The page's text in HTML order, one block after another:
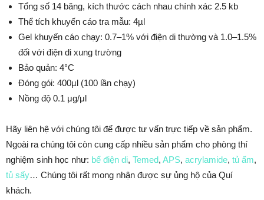
Tổng số 14 băng, kích thước cách nhau chính xác 2.5 kb
Thể tích khuyến cáo tra mẫu: 4µl
Gel khuyến cáo chạy: 0.7–1% với điện di thường và 1.0–1.5%
đối với điện di xung trường
Bảo quản: 4°C
Đóng gói: 400µl (100 lần chạy)
Nồng độ 0.1 μg/μl
Hãy liên hệ với chúng tôi để được tư vấn trực tiếp về sản phẩm.
Ngoài ra chúng tôi còn cung cấp nhiều sản phẩm cho phòng thí
nghiệm sinh học như: bể điện di, Temed, APS, acrylamide, tủ ấm,
tủ sấy… Chúng tôi rất mong nhận được sự ủng hộ của Quí
khách.